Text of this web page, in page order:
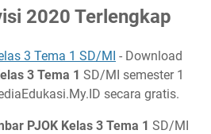
2020 Terlengkap
3 Tema 1 SD/MI - Download
3 Tema 1 SD/MI semester 1
secara gratis.
PJOK Kelas 3 Tema 1 SD/MI